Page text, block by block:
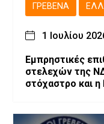
ΓΡΕΒΕΝΆ
1 Ιουλίου
Εμπρηστικές
στελεχών της
στόχαστρο και